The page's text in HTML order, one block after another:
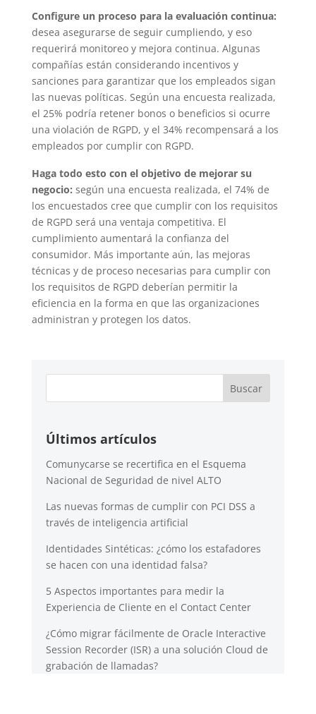
Configure un proceso para la evaluación continua:
desea asegurarse de seguir cumpliendo, y eso
requerirá monitoreo y mejora continua. Algunas
compañías están considerando incentivos y
sanciones para garantizar que los empleados sigan
las nuevas políticas. Según una encuesta realizada,
el 25% podría retener bonos o beneficios si ocurre
una violación de RGPD, y el 34% recompensará a los
empleados por cumplir con RGPD.
Haga todo esto con el objetivo de mejorar su
negocio: según una encuesta realizada, el 74% de
los encuestados cree que cumplir con los requisitos
de RGPD será una ventaja competitiva. El
cumplimiento aumentará la confianza del
consumidor. Más importante aún, las mejoras
técnicas y de proceso necesarias para cumplir con
los requisitos de RGPD deberían permitir la
eficiencia en la forma en que las organizaciones
administran y protegen los datos.
Últimos artículos
Comunycarse se recertifica en el Esquema
Nacional de Seguridad de nivel ALTO
Las nuevas formas de cumplir con PCI DSS a
través de inteligencia artificial
Identidades Sintéticas: ¿cómo los estafadores
se hacen con una identidad falsa?
5 Aspectos importantes para medir la
Experiencia de Cliente en el Contact Center
¿Cómo migrar fácilmente de Oracle Interactive
Session Recorder (ISR) a una solución Cloud de
grabación de llamadas?